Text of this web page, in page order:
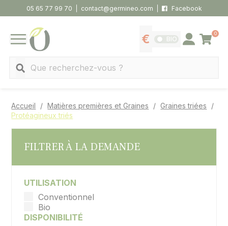
05 65 77 99 70 contact@germineo.com Facebook
MENU
Afficher les tarifs
BIO Se connecter
0
Panier
Accueil Matières premières et Graines
Graines triées
Protéagineux triés
FILTRER À LA DEMANDE
UTILISATION
Conventionnel
Bio
DISPONIBILITÉ
Panneau de gestion des cookies